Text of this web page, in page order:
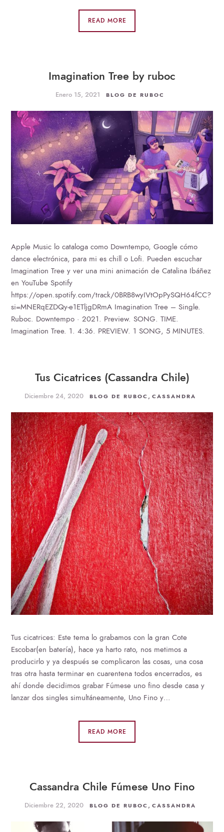
READ MORE
Imagination Tree by ruboc
Enero 15, 2021 BLOG DE RUBOC
Apple Music lo cataloga como Downtempo, Google cómo
dance electrónica, para mi es chill o Lofi. Pueden escuchar
Imagination Tree y ver una mini animación de Catalina Ibáñez
en YouTube Spotify
https://open.spotify.com/track/0BRB8wyIVtOpPySQH64fCC?
si=MNERqEZDQy-e1ETljgDRmA Imagination Tree – Single.
Ruboc. Downtempo · 2021. Preview. SONG. TIME.
Imagination Tree. 1. 4:36. PREVIEW. 1 SONG, 5 MINUTES.
Tus Cicatrices (Cassandra Chile)
Diciembre 24, 2020 BLOG DE RUBOC , CASSANDRA
Tus cicatrices: Este tema lo grabamos con la gran Cote
Escobar(en batería), hace ya harto rato, nos metimos a
producirlo y ya después se complicaron las cosas, una cosa
tras otra hasta terminar en cuarentena todos encerrados, es
ahí donde decidimos grabar Fúmese uno fino desde casa y
lanzar dos singles simultáneamente, Uno Fino y…
READ MORE
Cassandra Chile Fúmese Uno Fino
Diciembre 22, 2020 BLOG DE RUBOC , CASSANDRA